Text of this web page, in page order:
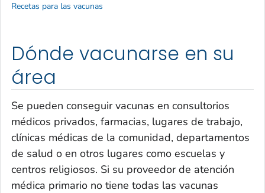
Dónde vacunarse en su
área
Se pueden conseguir vacunas en consultorios
médicos privados, farmacias, lugares de trabajo,
clínicas médicas de la comunidad, departamentos
de salud o en otros lugares como escuelas y
centros religiosos. Si su proveedor de atención
médica primario no tiene todas las vacunas
Recetas para las vacunas